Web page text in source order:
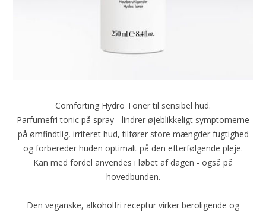
Comforting Hydro Toner til sensibel hud.
Parfumefri tonic på spray - lindrer øjeblikkeligt symptomerne
på ømfindtlig, irriteret hud, tilfører store mængder fugtighed
og forbereder huden optimalt på den efterfølgende pleje.
Kan med fordel anvendes i løbet af dagen - også på
hovedbunden.
Den veganske, alkoholfri receptur virker beroligende og